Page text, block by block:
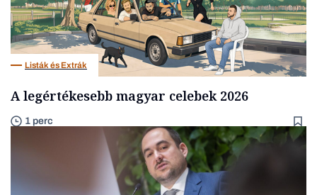
Listák és Extrák
A legértékesebb magyar celebek 2026
1 perc